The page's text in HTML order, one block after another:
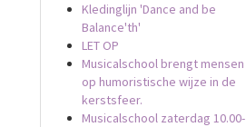
Kledinglijn 'Dance and be
Balance'th'
LET OP
Musicalschool brengt mensen
op humoristische wijze in de
kerstsfeer.
Musicalschool zaterdag 10.00-